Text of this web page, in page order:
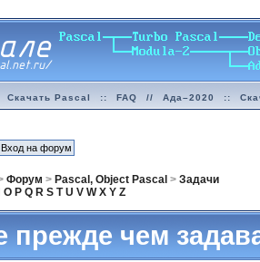
Скачать Pascal :: FAQ // Ада–2020 ::
Форум > Pascal, Object Pascal > Задачи
O P Q R S T U V W X Y Z
прежде чем